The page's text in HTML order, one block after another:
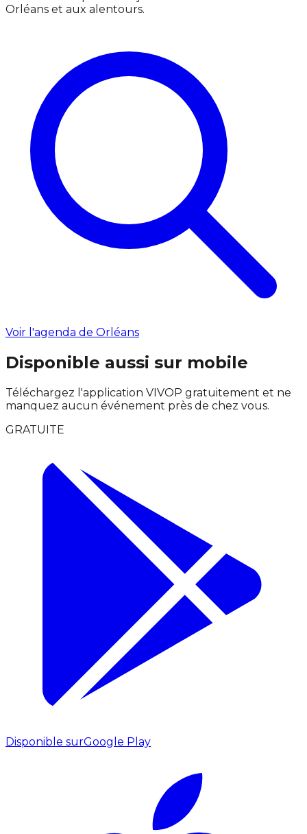
Orléans et aux alentours.
Voir l'agenda de Orléans
Disponible aussi sur mobile
Téléchargez l'application VIVOP gratuitement et ne
manquez aucun événement près de chez vous.
GRATUITE
Disponible surGoogle Play